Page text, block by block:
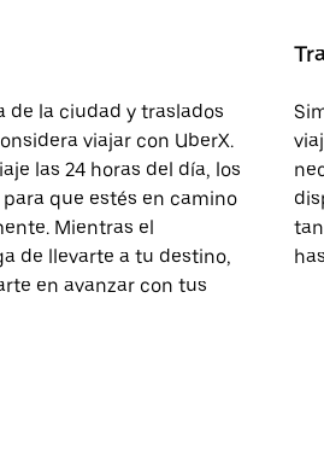
de la ciudad y traslados
viajar con UberX.
las 24 horas del día, los
que estés en camino
Mientras el
de llevarte a tu destino,
en avanzar con tus